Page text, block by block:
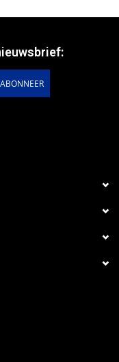
ABONNEER